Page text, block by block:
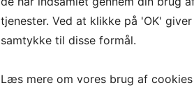
tjenester. Ved at klikke på 'OK' giver
samtykke til disse formål.
Læs mere om vores brug af